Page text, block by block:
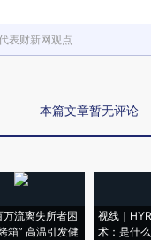
表财新网观点
本篇文章暂无评论
万流离失所者困
箱” 高温引发健
视线｜
术：是什